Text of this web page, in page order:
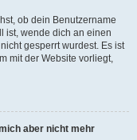
ob dein Benutzername
ist, wende dich an einen
gesperrt wurdest. Es ist
mit der Website vorliegt,
aber nicht mehr